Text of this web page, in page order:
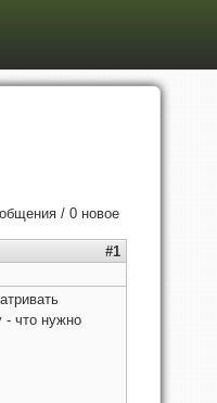
/ 0 новое
#1
- что нужно